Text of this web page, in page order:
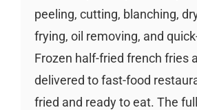
peeling, cutting, blanching,
frying, oil removing, and
Frozen half-fried french fries
delivered to fast-food
fried and ready to eat. The